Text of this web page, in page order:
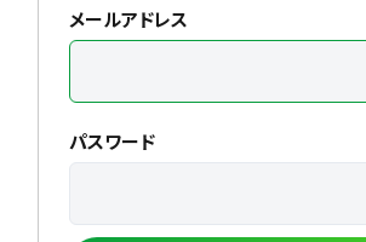
メールアドレス
パスワード